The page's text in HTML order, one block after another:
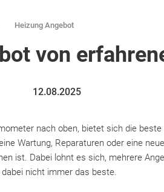
Heizung Angebot
von
12.08.2025
nach oben, bietet sich die
Wartung, Reparaturen oder eine
ist. Dabei lohnt es sich, mehrere
nicht immer das beste.